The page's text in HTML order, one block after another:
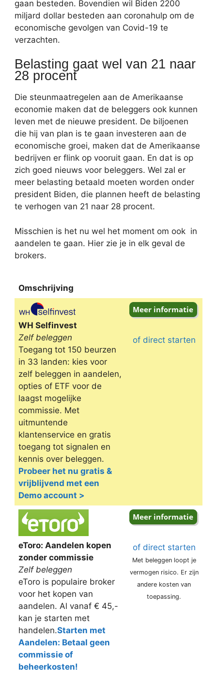
gaan besteden. Bovendien wil Biden 2200
miljard dollar besteden aan coronahulp om de
economische gevolgen van Covid-19 te
verzachten.
Belasting gaat wel van 21 naar
28 procent
Die steunmaatregelen aan de Amerikaanse
economie maken dat de beleggers ook kunnen
leven met de nieuwe president. De biljoenen
die hij van plan is te gaan investeren aan de
economische groei, maken dat de Amerikaanse
bedrijven er flink op vooruit gaan. En dat is op
zich goed nieuws voor beleggers. Wel zal er
meer belasting betaald moeten worden onder
president Biden, die plannen heeft de belasting
te verhogen van 21 naar 28 procent.
Misschien is het nu wel het moment om ook in
aandelen te gaan. Hier zie je in elk geval de
brokers.
Omschrijving
Omschrijving
WH Selfinvest
Zelf beleggen
Toegang tot 150 beurzen
in 33 landen: kies voor
zelf beleggen in aandelen,
opties of ETF voor de
laagst mogelijke
commissie. Met
uitmuntende
klantenservice en gratis
toegang tot signalen en
kennis over beleggen.
Probeer het nu gratis &
vrijblijvend met een
Demo account >
of direct starten
eToro: Aandelen kopen
zonder commissie
Zelf beleggen
eToro is populaire broker
voor het kopen van
aandelen. Al vanaf € 45,-
kan je starten met
handelen.Starten met
Aandelen: Betaal geen
commissie of
beheerkosten!
of direct starten
Met beleggen loopt je
vermogen risico. Er zijn
andere kosten van
toepassing.